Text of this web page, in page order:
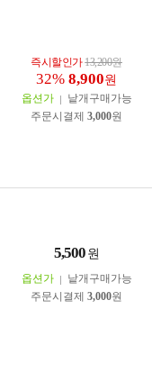
즉시할인가13,200원
32% 8,900원
옵션가
낱개구매가능
주문시결제 3,000원
5,500 원
옵션가
낱개구매가능
주문시결제 3,000원